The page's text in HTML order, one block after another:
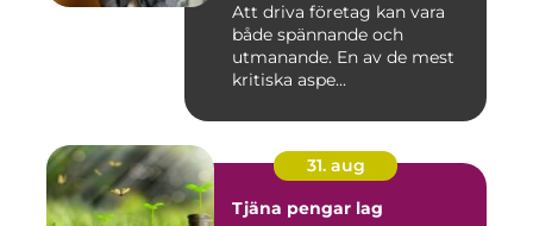
Att driva företag kan vara
både spännande och
utmanande. En av de mest
kritiska aspe...
31. aug
Tjäna pengar lag